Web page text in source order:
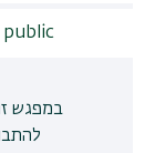
public
במפגש זה נקיים שיחה עם פרופ' מירב רוט, במטרה